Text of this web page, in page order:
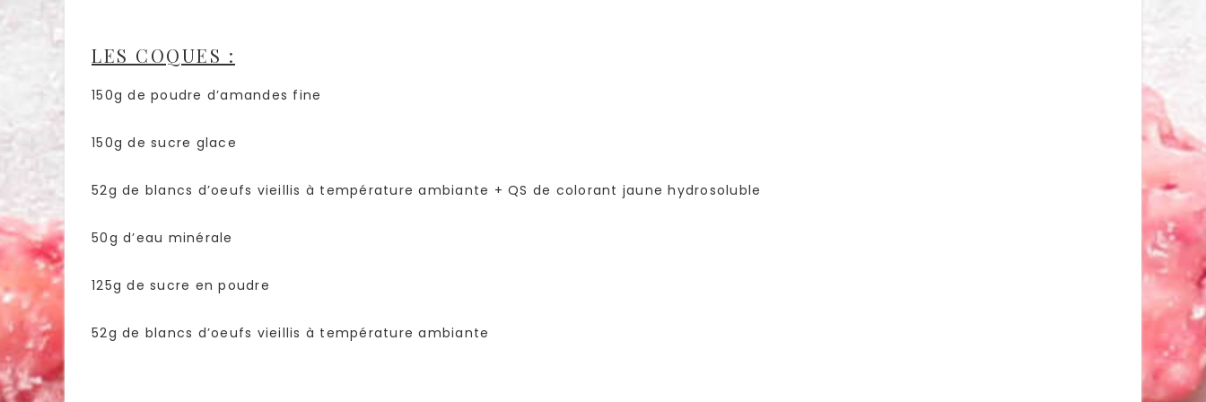
LES COQUES :
150g de poudre d’amandes fine
150g de sucre glace
52g de blancs d’oeufs vieillis à température ambiante + QS de colorant jaune hydrosoluble
50g d’eau minérale
125g de sucre en poudre
52g de blancs d’oeufs vieillis à température ambiante